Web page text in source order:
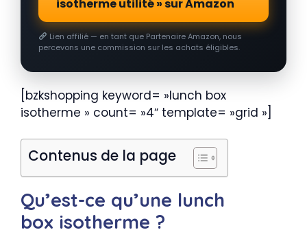
isotherme utilité » sur Amazon
Lien affilié — en tant que Partenaire Amazon, nous
percevons une commission sur les achats éligibles.
[bzkshopping keyword= »lunch box
isotherme » count= »4″ template= »grid »]
Contenus de la page
Qu’est-ce qu’une lunch
box isotherme ?